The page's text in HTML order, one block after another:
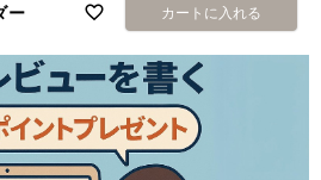
ー カートに入れる